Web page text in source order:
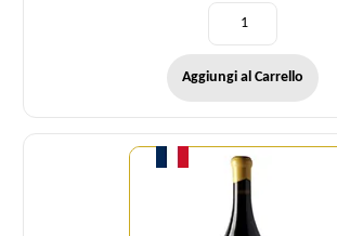
Aggiungi al Carrello
Quantità